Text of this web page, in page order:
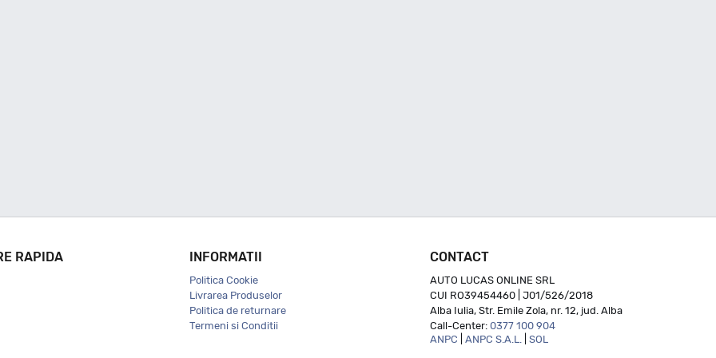
RAPIDA INFORMATII
Politica Cookie
Livrarea Produselor
Politica de returnare
Termeni si Conditii
CONTACT
AUTO LUCAS ONLINE SRL
CUI RO39454460 | J01/526/2018
Alba Iulia, Str. Emile Zola, nr. 12, jud. Alba
Call-Center: 0377 100 904
ANPC
ANPC S.A.L.| SOL